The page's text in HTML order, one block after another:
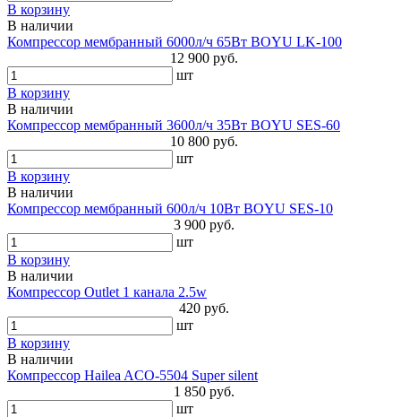
В корзину
В наличии
Компрессор мембранный 6000л/ч 65Вт BOYU LK-100
12 900 руб.
шт
В корзину
В наличии
Компрессор мембранный 3600л/ч 35Вт BOYU SES-60
10 800 руб.
шт
В корзину
В наличии
Компрессор мембранный 600л/ч 10Вт BOYU SES-10
3 900 руб.
шт
В корзину
В наличии
Компрессор Outlet 1 канала 2.5w
420 руб.
шт
В корзину
В наличии
Компрессор Hailea ACO-5504 Super silent
1 850 руб.
шт